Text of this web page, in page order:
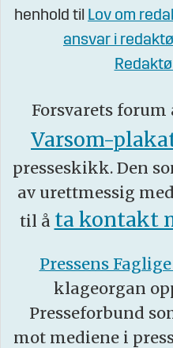
henhold til Lov om
ansvar i
Forsvarets
Varsom-
presseskikk. Den
av urettmessig
til å ta kontakt
Pressens
klageorgan
Presseforbund
mot mediene i